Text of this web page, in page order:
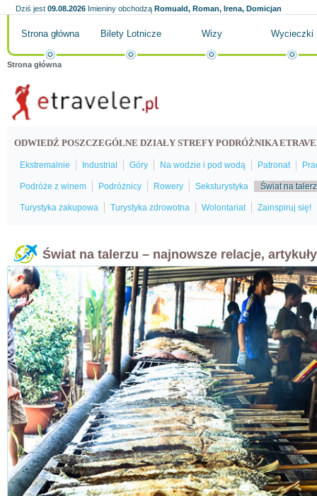
Dziś jest 09.08.2026 Imieniny obchodzą Romuald, Roman, Irena, Domicjan
Strona główna Bilety Lotnicze Wizy Wycieczki
Strona główna
ODWIEDŹ POSZCZEGÓLNE DZIAŁY STREFY PODRÓŻNIKA
Ekstremalnie Industrial Góry Na wodzie i pod wodą Patronat
Podróże z winem Podróżnicy Rowery Seksturystyka Świat na
Turystyka zakupowa Turystyka zdrowotna Wolontariat Zainspiruj się!
Świat na talerzu – najnowsze relacje,